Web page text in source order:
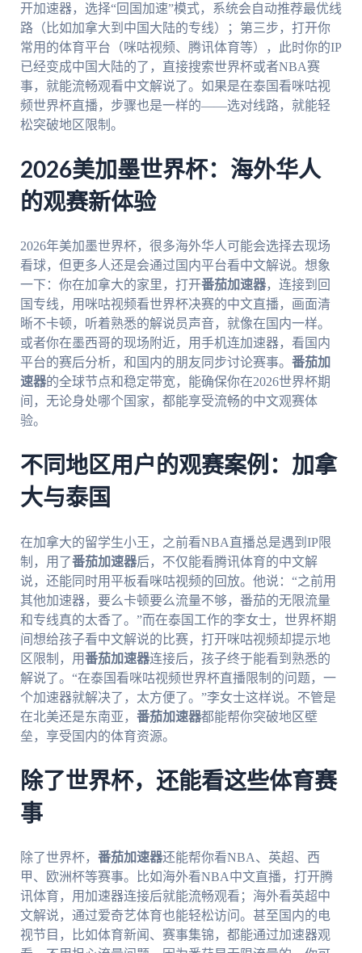
开加速器，选择“回国加速”模式，系统会自动推荐最优线
路（比如加拿大到中国大陆的专线）；第三步，打开你
常用的体育平台（咪咕视频、腾讯体育等），此时你的IP
已经变成中国大陆的了，直接搜索世界杯或者NBA赛
事，就能流畅观看中文解说了。如果是在泰国看咪咕视
频世界杯直播，步骤也是一样的——选对线路，就能轻
松突破地区限制。
2026美加墨世界杯：海外华人
的观赛新体验
2026年美加墨世界杯，很多海外华人可能会选择去现场
看球，但更多人还是会通过国内平台看中文解说。想象
一下：你在加拿大的家里，打开番茄加速器，连接到回
国专线，用咪咕视频看世界杯决赛的中文直播，画面清
晰不卡顿，听着熟悉的解说员声音，就像在国内一样。
或者你在墨西哥的现场附近，用手机连加速器，看国内
平台的赛后分析，和国内的朋友同步讨论赛事。 番茄加
速器的全球节点和稳定带宽，能确保你在2026世界杯期
间，无论身处哪个国家，都能享受流畅的中文观赛体
验。
不同地区用户的观赛案例：加拿
大与泰国
在加拿大的留学生小王，之前看NBA直播总是遇到IP限
制，用了番茄加速器后，不仅能看腾讯体育的中文解
说，还能同时用平板看咪咕视频的回放。他说：“之前用
其他加速器，要么卡顿要么流量不够，番茄的无限流量
和专线真的太香了。”而在泰国工作的李女士，世界杯期
间想给孩子看中文解说的比赛，打开咪咕视频却提示地
区限制，用番茄加速器连接后，孩子终于能看到熟悉的
解说了。“在泰国看咪咕视频世界杯直播限制的问题，一
个加速器就解决了，太方便了。”李女士这样说。不管是
在北美还是东南亚， 番茄加速器都能帮你突破地区壁
垒，享受国内的体育资源。
除了世界杯，还能看这些体育赛
事
除了世界杯， 番茄加速器还能帮你看NBA、英超、西
甲、欧洲杯等赛事。比如海外看NBA中文直播，打开腾
讯体育，用加速器连接后就能流畅观看；海外看英超中
文解说，通过爱奇艺体育也能轻松访问。甚至国内的电
视节目，比如体育新闻、赛事集锦，都能通过加速器观